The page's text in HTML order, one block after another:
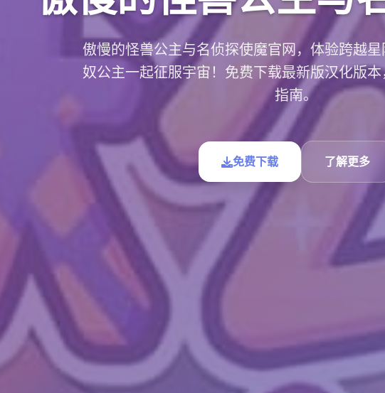
傲慢的怪兽公主与名侦探使魔官网，体验跨越
奴公主一起征服宇宙！免费下载最新版汉化版
指南。
免费下载 了解更多